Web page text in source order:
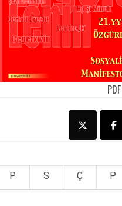
PDF
P S Ç P